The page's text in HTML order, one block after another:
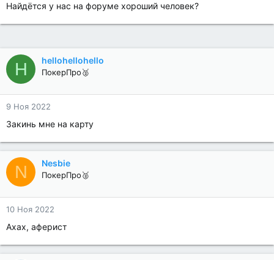
Найдётся у нас на форуме хороший человек?
H hellohellohello
ПокерПро🥈
9 Ноя 2022
Закинь мне на карту
N Nesbie
ПокерПро🥈
10 Ноя 2022
Ахах, аферист